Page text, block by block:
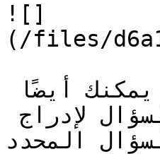
![]
(/files/
المحدد.